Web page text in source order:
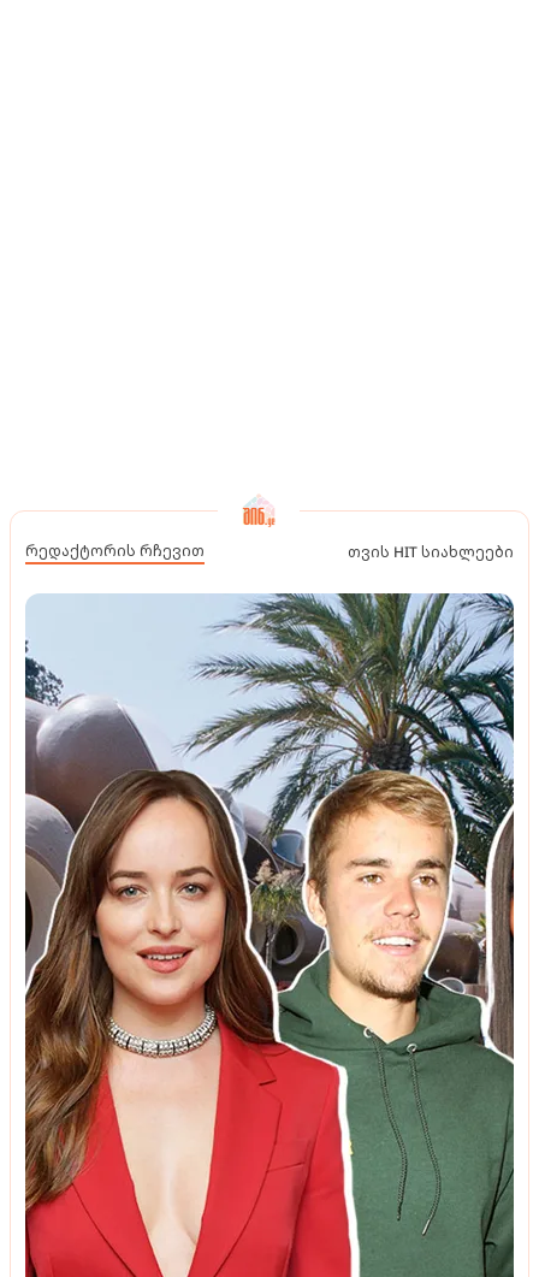
რედაქტორის რჩევით თვის HIT სიახლეები